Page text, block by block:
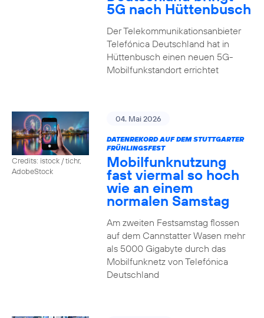
5G nach Hüttenbusch
Der Telekommunikationsanbieter
Telefónica Deutschland hat in
Hüttenbusch einen neuen 5G-
Mobilfunkstandort errichtet
Credits: istock / tichr,
AdobeStock
04. Mai 2026
DATENREKORD AUF DEM STUTTGARTER
FRÜHLINGSFEST
Mobilfunknutzung
fast viermal so hoch
wie an einem
normalen Samstag
Am zweiten Festsamstag flossen
auf dem Cannstatter Wasen mehr
als 5000 Gigabyte durch das
Mobilfunknetz von Telefónica
Deutschland